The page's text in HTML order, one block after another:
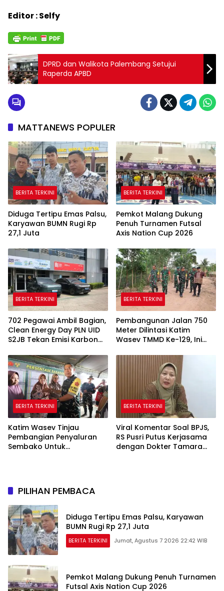
Editor : Selfy
DPRD dan Walikota Palembang Setujui
Raperda APBD
MATTANEWS POPULER
BERITA TERKINI
Diduga Tertipu Emas Palsu,
Karyawan BUMN Rugi Rp
27,1 Juta
BERITA TERKINI
Pemkot Malang Dukung
Penuh Turnamen Futsal
Axis Nation Cup 2026
BERITA TERKINI
702 Pegawai Ambil Bagian,
Clean Energy Day PLN UID
S2JB Tekan Emisi Karbon
BERITA TERKINI
Pembangunan Jalan 750
Meter Dilintasi Katim
Wasev TMMD Ke-129, Ini
BERITA TERKINI
Katim Wasev Tinjau
Pembangian Penyaluran
Sembako Untuk
BERITA TERKINI
Viral Komentar Soal BPJS,
RS Pusri Putus Kerjasama
dengan Dokter Tamara
PILIHAN PEMBACA
Diduga Tertipu Emas Palsu, Karyawan
BUMN Rugi Rp 27,1 Juta
BERITA TERKINI Jumat, Agustus 7 2026 22:42 WIB
Pemkot Malang Dukung Penuh Turnamen
Futsal Axis Nation Cup 2026